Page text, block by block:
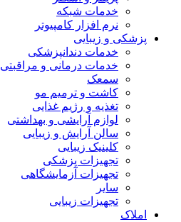
خدمات شبکه
نرم افزار کامپیوتر
پزشکی و زیبایی
خدمات دندانپزشکی
خدمات درمانی و مراقبتی
سمعک
کاشت و ترمیم مو
تغذیه و رژیم غذایی
لوازم آرایشی و بهداشتی
سالن آرایش و زیبایی
کلینیک زیبایی
تجهیزات پزشکی
تجهیزات آزمایشگاهی
سایر
تجهیزات زیبایی
املاک